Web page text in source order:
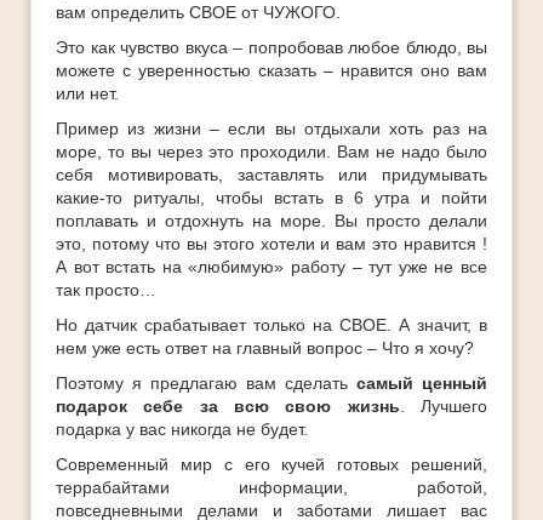
вам определить СВОЕ от ЧУЖОГО.
Это как чувство вкуса – попробовав любое блюдо, вы
можете с уверенностью сказать – нравится оно вам
или нет.
Пример из жизни – если вы отдыхали хоть раз на
море, то вы через это проходили. Вам не надо было
себя мотивировать, заставлять или придумывать
какие-то ритуалы, чтобы встать в 6 утра и пойти
поплавать и отдохнуть на море. Вы просто делали
это, потому что вы этого хотели и вам это нравится !
А вот встать на «любимую» работу – тут уже не все
так просто…
Но датчик срабатывает только на СВОЕ. А значит, в
нем уже есть ответ на главный вопрос – Что я хочу?
Поэтому я предлагаю вам сделать самый ценный
подарок себе за всю свою жизнь . Лучшего
подарка у вас никогда не будет.
Современный мир с его кучей готовых решений,
террабайтами информации, работой,
повседневными делами и заботами лишает вас